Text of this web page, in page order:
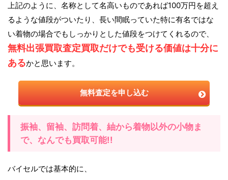
上記のように、名称として名高いものであれば100万円を超え
るような値段がついたり、長い間眠っていた特に有名ではな
い着物の場合でもしっかりとした値段をつけてくれるので、
無料出張買取査定買取だけでも受ける価値は十分に
あるかと思います。
無料査定を申し込む
振袖、留袖、訪問着、紬から着物以外の小物ま
で、なんでも買取可能!!
バイセルでは基本的に、